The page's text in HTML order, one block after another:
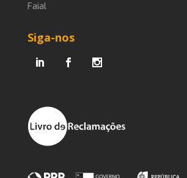
Faial
Siga-nos